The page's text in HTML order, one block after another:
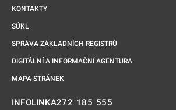
KONTAKTY
SÚKL
SPRÁVA ZÁKLADNÍCH REGISTRŮ
DIGITÁLNÍ A INFORMAČNÍ AGENTURA
MAPA STRÁNEK
INFOLINKA272 185 555